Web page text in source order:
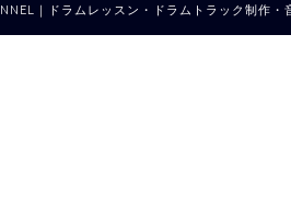
｜ドラムレッスン・ドラムトラック制作・